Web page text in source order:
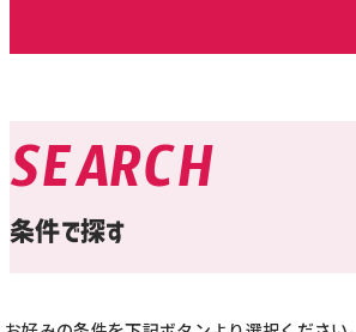
SEARCH
条件で探す